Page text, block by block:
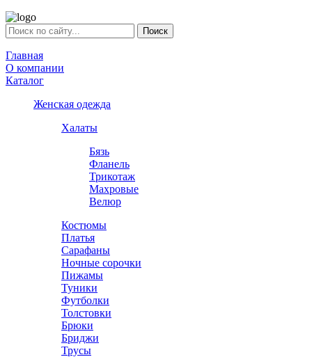
Главная
О компании
Каталог
Женская одежда
Халаты
Бязь
Фланель
Трикотаж
Махровые
Велюр
Костюмы
Платья
Сарафаны
Ночные сорочки
Пижамы
Туники
Футболки
Толстовки
Брюки
Бриджи
Трусы